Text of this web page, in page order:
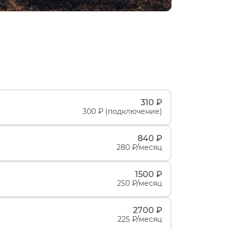
310 ₽
300 ₽ (подключение)
840 ₽
280 ₽/месяц
1500 ₽
250 ₽/месяц
2700 ₽
225 ₽/месяц